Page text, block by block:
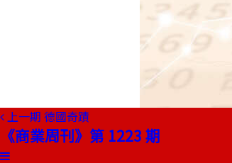
上一期 德國奇蹟
《商業周刊》第 1223 期